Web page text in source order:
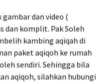
dan video (
dan komplit. Pak Soleh
kambing aqiqah di
paket aqiqoh ke rumah
sendiri. Sehingga bila
aqiqoh, silahkan hubungi